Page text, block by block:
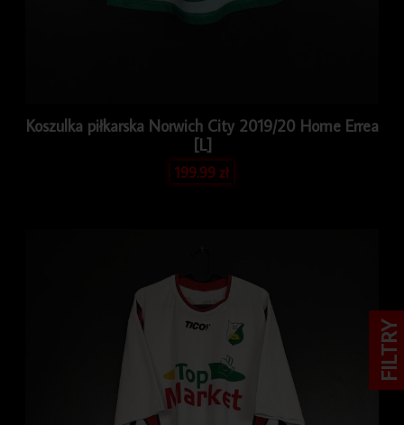
Koszulka piłkarska Norwich City 2019/20 Home Errea
[L]
199.99zł
FILTRY